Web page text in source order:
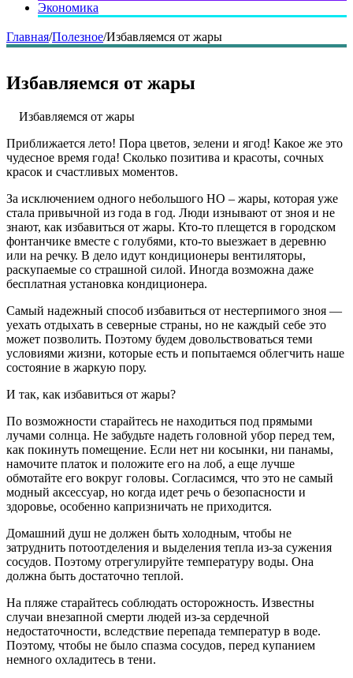
Экономика
Главная/Полезное/Избавляемся от жары
Избавляемся от жары
Избавляемся от жары
Приближается лето! Пора цветов, зелени и ягод! Какое же это
чудесное время года! Сколько позитива и красоты, сочных
красок и счастливых моментов.
За исключением одного небольшого НО – жары, которая уже
стала привычной из года в год. Люди изнывают от зноя и не
знают, как избавиться от жары. Кто-то плещется в городском
фонтанчике вместе с голубями, кто-то выезжает в деревню
или на речку. В дело идут кондиционеры вентиляторы,
раскупаемые со страшной силой. Иногда возможна даже
бесплатная установка кондиционера.
Самый надежный способ избавиться от нестерпимого зноя —
уехать отдыхать в северные страны, но не каждый себе это
может позволить. Поэтому будем довольствоваться теми
условиями жизни, которые есть и попытаемся облегчить наше
состояние в жаркую пору.
И так, как избавиться от жары?
По возможности старайтесь не находиться под прямыми
лучами солнца. Не забудьте надеть головной убор перед тем,
как покинуть помещение. Если нет ни косынки, ни панамы,
намочите платок и положите его на лоб, а еще лучше
обмотайте его вокруг головы. Согласимся, что это не самый
модный аксессуар, но когда идет речь о безопасности и
здоровье, особенно капризничать не приходится.
Домашний душ не должен быть холодным, чтобы не
затруднить потоотделения и выделения тепла из-за сужения
сосудов. Поэтому отрегулируйте температуру воды. Она
должна быть достаточно теплой.
На пляже старайтесь соблюдать осторожность. Известны
случаи внезапной смерти людей из-за сердечной
недостаточности, вследствие перепада температур в воде.
Поэтому, чтобы не было спазма сосудов, перед купанием
немного охладитесь в тени.